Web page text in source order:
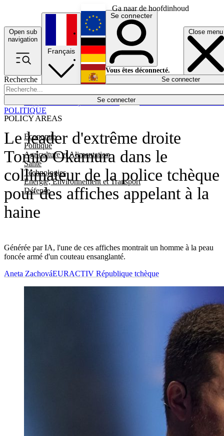
Ga naar de hoofdinhoud
Open sub
navigation
Close menu
Recherche
Se connecter
POLICY AREAS
Economie
Politique
Agriculture et Alimentation
Santé
Technologies
Energie, Environnement et Transport
Défense
Économie
Français
English
Deutsch
Español
Se connecter
Vous êtes déconnecté.
Se connecter
Le leader d'extrême droite
Tomio Okamura dans le
collimateur de la police tchèque
pour des affiches appelant à la
haine
Générée par IA, l'une de ces affiches montrait un homme à la peau
foncée armé d'un couteau ensanglanté.
POLITIQUE
Aneta ZachováEURACTIV République tchèque